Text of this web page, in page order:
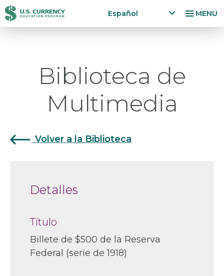
Pasar
al
Accessibility
Statement
MENU
Español
x
d
la
g
u
Biblioteca de
Multimedia
Volver a la Biblioteca
Detalles
Título
Billete de $500 de la Reserva
Federal (serie de 1918)